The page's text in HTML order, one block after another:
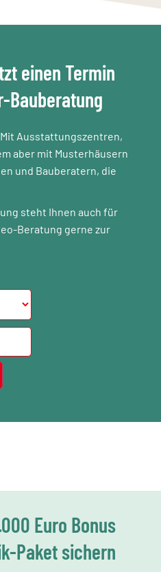
einen Termin
Bauberatung
Ausstattungszentren,
aber mit Musterhäusern
und Bauberatern, die
steht Ihnen auch für
Beratung gerne zur
Euro Bonus
Paket sichern